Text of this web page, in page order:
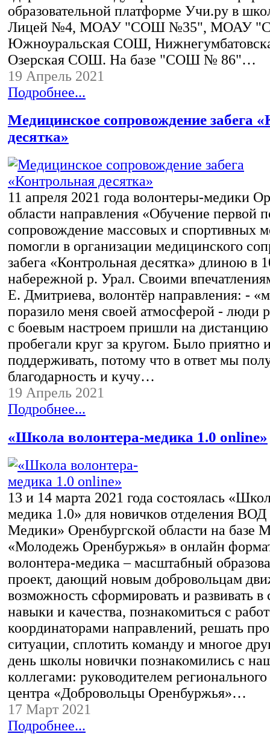
образовательной платформе Учи.ру в
Лицей №4, МОАУ "СОШ №35", МОАУ
Южноуральская СОШ,
Озерская СОШ. На базе "СОШ № 86"…
19 Апрель 2021
Подробнее...
Медицинское сопровождение забега
десятка»
11 апреля 2021 года волонтеры-медики
области направления «Обучение первой
сопровождение массовых и спортивных
помогли в организации медицинского
забега «Контрольная десятка» длиною в
набережной р. Урал. Своими
Е. Дмитриева, волонтёр направления: -
поразило меня своей атмосферой - люди
с боевым настроем пришли на
пробегали круг за кругом. Было приятно
поддерживать, потому что в ответ мы
благодарность и кучу…
19 Апрель 2021
Подробнее...
«Школа волонтера-медика 1.0 online»
13 и 14 марта 2021 года состоялась
медика 1.0» для новичков отделения
Медики» Оренбургской области на
«Молодежь Оренбуржья» в онлайн
волонтера-медика – масштабный
проект, дающий новым добровольцам
возможность сформировать и развивать в
навыки и качества, познакомиться с
координаторами направлений, решать
ситуации, сплотить команду и многое
день школы новички познакомились с
коллегами: руководителем
центра «Добровольцы Оренбуржья»…
17 Март 2021
Подробнее...